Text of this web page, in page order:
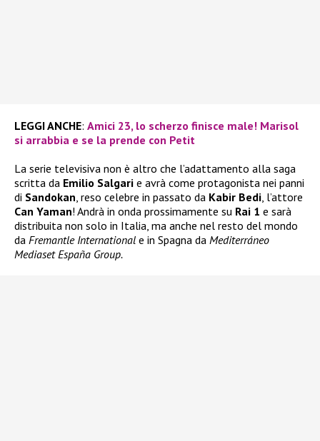
LEGGI ANCHE: Amici 23, lo scherzo finisce male! Marisol
si arrabbia e se la prende con Petit
La serie televisiva non è altro che l’adattamento alla saga
scritta da Emilio Salgari e avrà come protagonista nei panni
di Sandokan, reso celebre in passato da Kabir Bedi, l’attore
Can Yaman! Andrà in onda prossimamente su Rai 1 e sarà
distribuita non solo in Italia, ma anche nel resto del mondo
da Fremantle International e in Spagna da Mediterráneo
Mediaset España Group.